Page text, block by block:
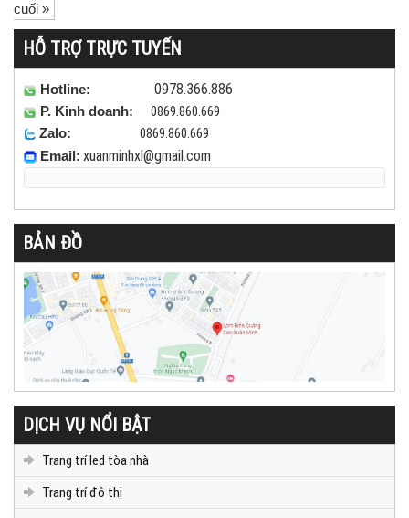
cuối »
HỖ TRỢ TRỰC TUYẾN
Hotline: 0978.366.886
P. Kinh doanh: 0869.860.669
Zalo: 0869.860.669
Email: xuanminhxl@gmail.com
BẢN ĐỒ
DỊCH VỤ NỔI BẬT
Trang trí led tòa nhà
Trang trí đô thị